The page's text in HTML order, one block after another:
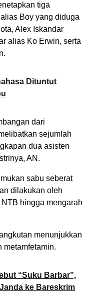
tiga
Boy yang diduga
Alex Iskandar
alias Ko Erwin, serta
Dituntut
dari
sejumlah
dua asisten
AN.
sabu seberat
dilakukan oleh
hingga mengarah
menunjukkan
metamfetamin.
“Suku Barbar”,
ke Bareskrim